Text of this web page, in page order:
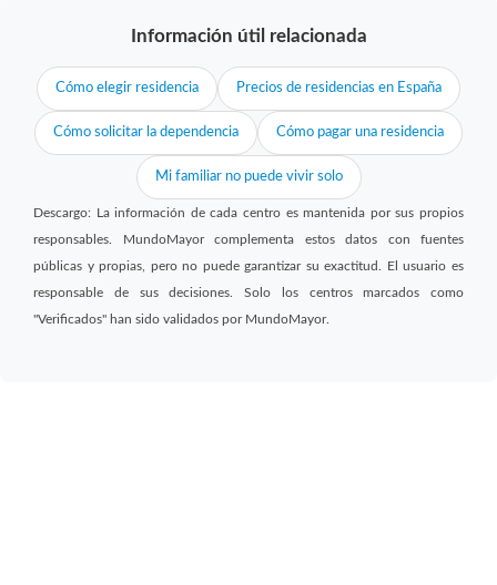
Información útil relacionada
Cómo elegir residencia Precios de residencias en España
Cómo solicitar la dependencia Cómo pagar una residencia
Mi familiar no puede vivir solo
Descargo: La información de cada centro es mantenida por sus propios
responsables. MundoMayor complementa estos datos con fuentes
públicas y propias, pero no puede garantizar su exactitud. El usuario es
responsable de sus decisiones. Solo los centros marcados como
"Verificados" han sido validados por MundoMayor.